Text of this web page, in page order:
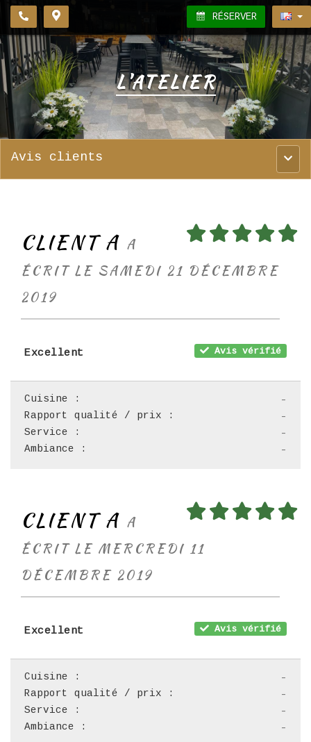
RÉSERVER
L'ATELIER
Menu
Avis clients
CLIENT A A
ÉCRIT LE SAMEDI 21 DÉCEMBRE
2019
Avis vérifié
Excellent
-
Cuisine :
-
Rapport qualité / prix :
-
Service :
-
Ambiance :
CLIENT A A
ÉCRIT LE MERCREDI 11
DÉCEMBRE 2019
Avis vérifié
Excellent
-
Cuisine :
-
Rapport qualité / prix :
-
Service :
-
Ambiance :